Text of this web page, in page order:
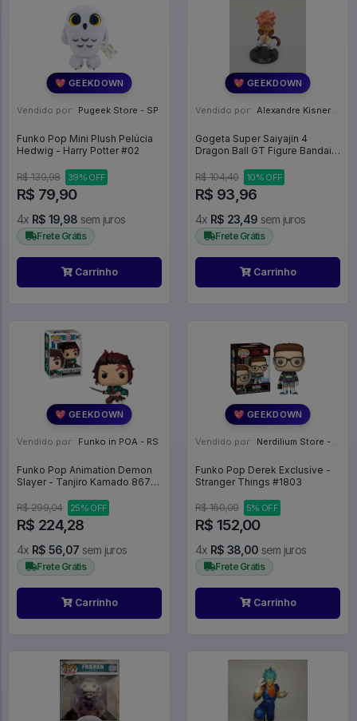
💖 GEEKDOWN
Vendido por: Pugeek Store - SP
Funko Pop Mini Plush Pelúcia
Hedwig - Harry Potter #02
R$ 130,98 39% OFF
R$ 79,90
4x R$ 19,98 sem juros
Frete Grátis
Carrinho
💖 GEEKDOWN
Vendido por: Alexandre Kisner - PR
Gogeta Super Saiyajin 4
Dragon Ball GT Figure Bandai
R$ 104,40
10% OFF
R$ 93,96
4x R$ 23,49 sem juros
Frete Grátis
Carrinho
💖 GEEKDOWN
Vendido por: Funko in POA - RS
Funko Pop Animation Demon
Slayer - Tanjiro Kamado 867
R$ 299,04
25% OFF
R$ 224,28
4x R$ 56,07 sem juros
Frete Grátis
Carrinho
💖 GEEKDOWN
Vendido por: Nerdilium Store - SP
Funko Pop Derek Exclusive -
Stranger Things #1803
R$ 160,00 5% OFF
R$ 152,00
4x R$ 38,00 sem juros
Frete Grátis
Carrinho